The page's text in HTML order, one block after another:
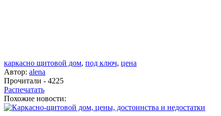
каркасно щитовой дом, под ключ, цена
Автор: alena
Прочитали - 4225
Распечатать
Похожие новости: